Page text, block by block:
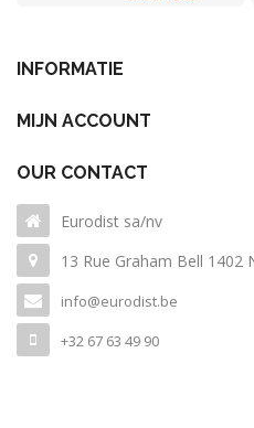
INFORMATIE
MIJN ACCOUNT
OUR CONTACT
Eurodist sa/nv
13 Rue Graham Bell 1402
info@eurodist.be
+32 67 63 49 90